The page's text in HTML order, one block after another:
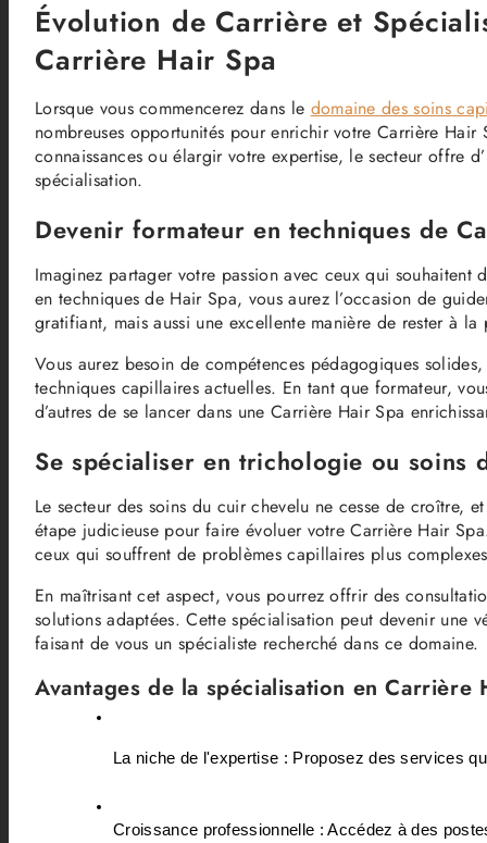
Évolution de Carrière et
Carrière Hair Spa
Lorsque vous commencerez dans le domaine des soins
nombreuses opportunités pour enrichir votre Carrière
connaissances ou élargir votre expertise, le secteur offre
spécialisation.
Devenir formateur en techniques de
Imaginez partager votre passion avec ceux qui
en techniques de Hair Spa, vous aurez l’occasion de
gratifiant, mais aussi une excellente manière de rester à
Vous aurez besoin de compétences pédagogiques
techniques capillaires actuelles. En tant que formateur,
d’autres de se lancer dans une Carrière Hair Spa
Se spécialiser en trichologie ou soins
Le secteur des soins du cuir chevelu ne cesse de croître,
étape judicieuse pour faire évoluer votre Carrière Hair
ceux qui souffrent de problèmes capillaires plus
En maîtrisant cet aspect, vous pourrez offrir des
solutions adaptées. Cette spécialisation peut devenir une
faisant de vous un spécialiste recherché dans ce domaine.
Avantages de la spécialisation en Carrière
La niche de l'expertise : Proposez des services
Croissance professionnelle : Accédez à des